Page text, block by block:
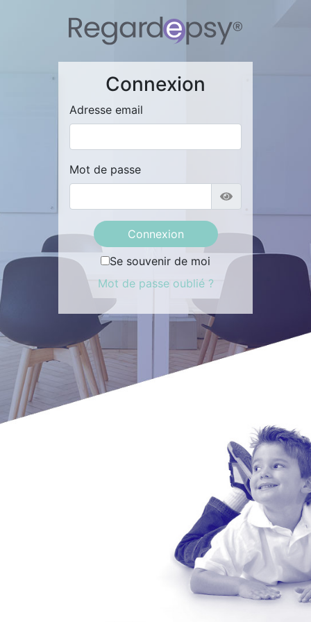
Connexion
Adresse email
Mot de passe
Se souvenir de moi
Mot de passe oublié ?